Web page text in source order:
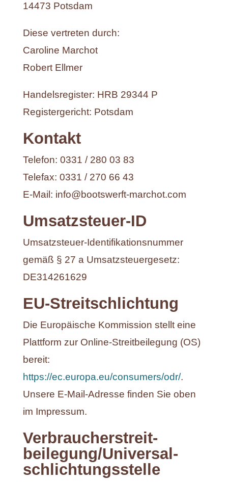
14473 Potsdam
Diese vertreten durch:
Caroline Marchot
Robert Ellmer
Handelsregister: HRB 29344 P
Registergericht: Potsdam
Kontakt
Telefon: 0331 / 280 03 83
Telefax: 0331 / 270 66 43
E-Mail: info@bootswerft-marchot.com
Umsatzsteuer-ID
Umsatzsteuer-Identifikationsnummer
gemäß § 27 a Umsatzsteuergesetz:
DE314261629
EU-Streitschlichtung
Die Europäische Kommission stellt eine
Plattform zur Online-Streitbeilegung (OS)
bereit:
https://ec.europa.eu/consumers/odr/.
Unsere E-Mail-Adresse finden Sie oben
im Impressum.
Verbraucher­streit­
beilegung/Universal­
schlichtungs­stelle